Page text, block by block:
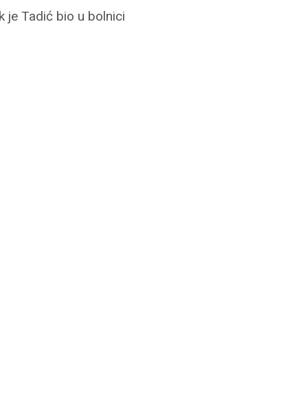
je Tadić bio u bolnici